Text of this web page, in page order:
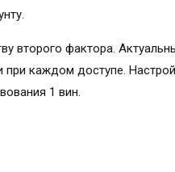
второго фактора.
при каждом доступе.
1 вин.